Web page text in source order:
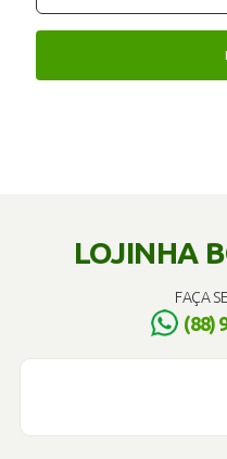
LOJINHA
FAÇA
(88)